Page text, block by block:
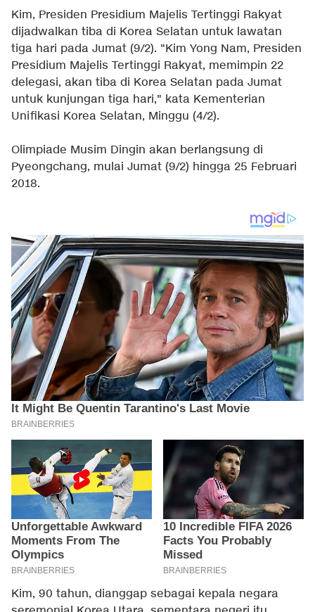
Kim, Presiden Presidium Majelis Tertinggi Rakyat
dijadwalkan tiba di Korea Selatan untuk lawatan
tiga hari pada Jumat (9/2). "Kim Yong Nam, Presiden
Presidium Majelis Tertinggi Rakyat, memimpin 22
delegasi, akan tiba di Korea Selatan pada Jumat
untuk kunjungan tiga hari," kata Kementerian
Unifikasi Korea Selatan, Minggu (4/2).
Olimpiade Musim Dingin akan berlangsung di
Pyeongchang, mulai Jumat (9/2) hingga 25 Februari
2018.
Kim, 90 tahun, dianggap sebagai kepala negara